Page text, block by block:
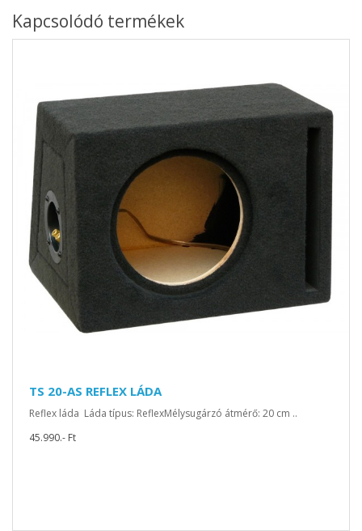
Kapcsolódó termékek
TS 20-AS REFLEX LÁDA
Reflex láda Láda típus: ReflexMélysugárzó átmérő: 20 cm ..
45.990.- Ft